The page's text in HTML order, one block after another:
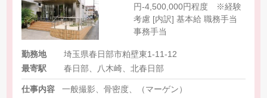
円-4,500,000円程度 ※経験
考慮 [内訳] 基本給 職務手当
事務手当
勤務地
埼玉県春日部市粕壁東1-11-12
最寄駅
春日部、八木崎、北春日部
仕事内容 一般撮影、骨密度、（マーゲン）